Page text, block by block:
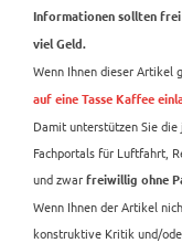
Informationen sollten
viel Geld.
Wenn Ihnen dieser Artikel
auf eine Tasse Kaffee
Damit unterstützen Sie
Fachportals für Luftfahrt,
und zwar freiwillig ohne
Wenn Ihnen der Artikel
konstruktive Kritik und/